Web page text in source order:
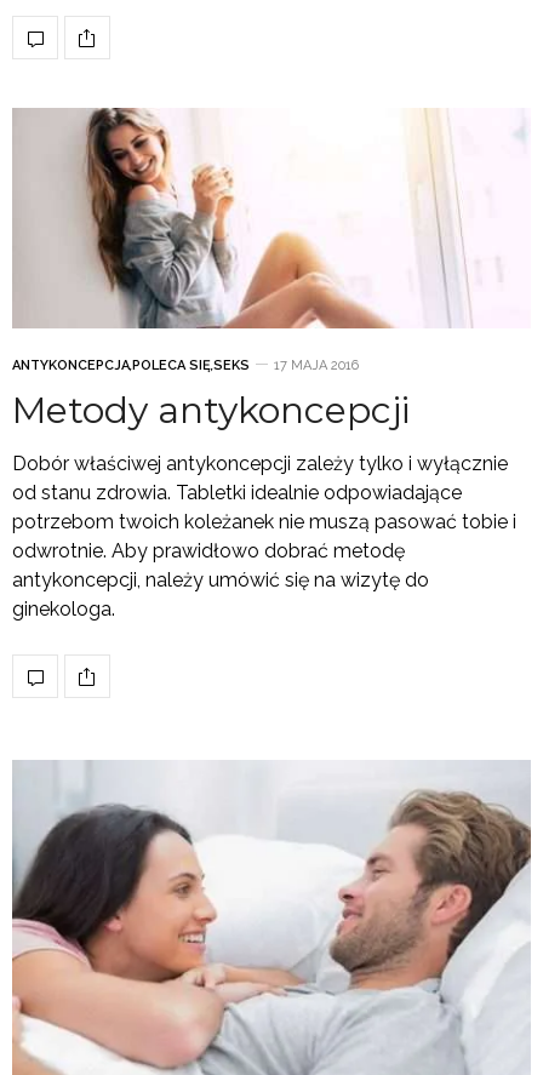
ANTYKONCEPCJA,POLECA SIĘ,SEKS 17 MAJA 2016
Metody antykoncepcji
Dobór właściwej antykoncepcji zależy tylko i wyłącznie
od stanu zdrowia. Tabletki idealnie odpowiadające
potrzebom twoich koleżanek nie muszą pasować tobie i
odwrotnie. Aby prawidłowo dobrać metodę
antykoncepcji, należy umówić się na wizytę do
ginekologa.